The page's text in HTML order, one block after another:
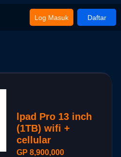
Log Masuk Daftar
lpad Pro 13 inch
(1TB) wifi +
cellular
GP 8,900,000